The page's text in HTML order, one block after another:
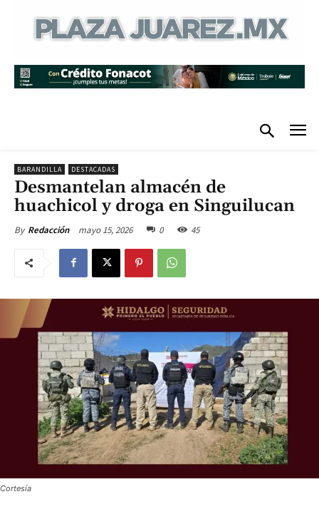
BARANDILLA DESTACADAS
Desmantelan almacén de
huachicol y droga en Singuilucan
By Redacción mayo 15, 2026 0 45
Cortesía